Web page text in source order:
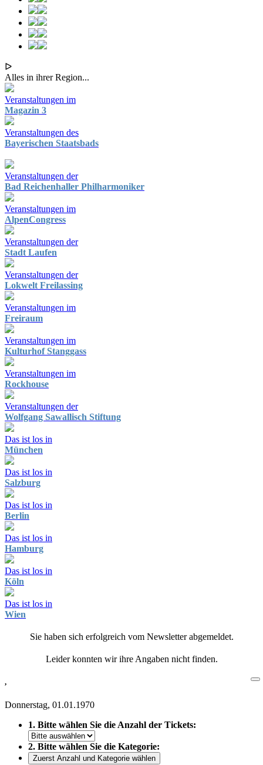
ᐅ
Alles in ihrer Region...
Veranstaltungen im
Magazin 3
Veranstaltungen des
Bayerischen Staatsbads
Veranstaltungen der
Bad Reichenhaller Philharmoniker
Veranstaltungen im
AlpenCongress
Veranstaltungen der
Stadt Laufen
Veranstaltungen der
Lokwelt Freilassing
Veranstaltungen im
Freiraum
Veranstaltungen im
Kulturhof Stanggass
Veranstaltungen im
Rockhouse
Veranstaltungen der
Wolfgang Sawallisch Stiftung
Das ist los in
München
Das ist los in
Salzburg
Das ist los in
Berlin
Das ist los in
Hamburg
Das ist los in
Köln
Das ist los in
Wien
Sie haben sich erfolgreich vom Newsletter abgemeldet.
Leider konnten wir ihre Angaben nicht finden.
,
Donnerstag, 01.01.1970
1. Bitte wählen Sie die Anzahl der Tickets:
2. Bitte wählen Sie die Kategorie:
Zuerst Anzahl und Kategorie wählen